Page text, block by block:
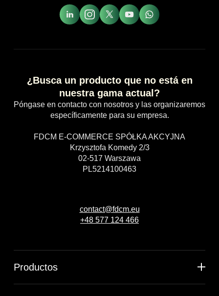
¿Busca un producto que no está en
nuestra gama actual?
Póngase en contacto con nosotros y las organizaremos
específicamente para su empresa.
FDCM E-COMMERCE SPÓŁKA AKCYJNA
Krzysztofa Komedy 2/3
02-517 Warszawa
PL5214100463
contact@fdcm.eu
+48 577 124 466
Productos